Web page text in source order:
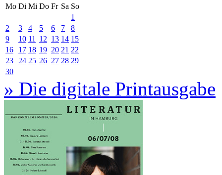
Mo Di Mi Do Fr Sa So
1
2
3 4 5 6 7
8
9
10 11 12 13 14 15
16
17 18 19 20 21 22
23
24 25 26 27 28 29
30
» Die digitale Printausgabe